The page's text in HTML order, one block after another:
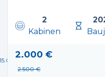
1 Triple, 2 Double
15.08.2026 - 22.08.2026
2
Kabinen
2.000 €
2.500 €